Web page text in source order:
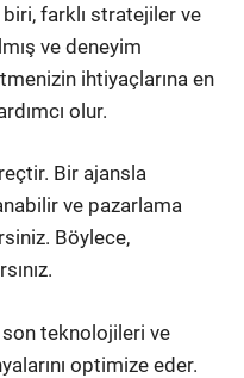
farklı stratejiler ve
ve deneyim
ihtiyaçlarına en
olur.
Bir ajansla
ve pazarlama
Böylece,
son teknolojileri ve
optimize eder.